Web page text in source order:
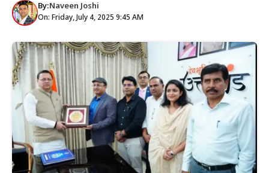
By:Naveen Joshi
On: Friday, July 4, 2025 9:45 AM